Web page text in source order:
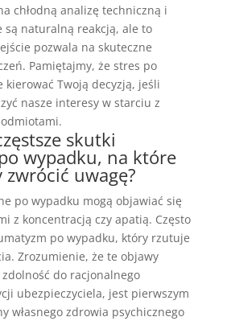
chłodną analizę techniczną i
są naturalną reakcją, ale to
pozwala na skuteczne
Pamiętajmy, że stres po
kierować Twoją decyzją, jeśli
nasze interesy w starciu z
skutki
wypadku, na które
uwagę?
po wypadku mogą objawiać się
z koncentracją czy apatią. Często
po wypadku, który rzutuje
Zrozumienie, że te objawy
do racjonalnego
ubezpieczyciela, jest pierwszym
własnego zdrowia psychicznego